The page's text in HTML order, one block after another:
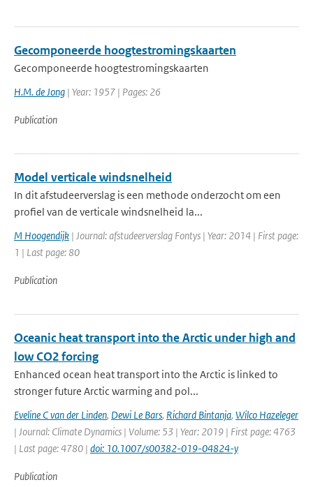
Gecomponeerde hoogtestromingskaarten
Gecomponeerde hoogtestromingskaarten
H.M. de Jong | Year: 1957 | Pages: 26
Publication
Model verticale windsnelheid
In dit afstudeerverslag is een methode onderzocht om een
profiel van de verticale windsnelheid la...
M Hoogendijk | Journal: afstudeerverslag Fontys | Year: 2014 | First page:
1 | Last page: 80
Publication
Oceanic heat transport into the Arctic under high and
low CO2 forcing
Enhanced ocean heat transport into the Arctic is linked to
stronger future Arctic warming and pol...
Eveline C van der Linden, Dewi Le Bars, Richard Bintanja, Wilco Hazeleger
| Journal: Climate Dynamics | Volume: 53 | Year: 2019 | First page: 4763
| Last page: 4780 | doi: 10.1007/s00382-019-04824-y
Publication